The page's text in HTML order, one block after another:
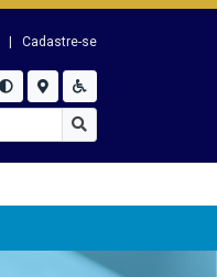
Cadastre-se